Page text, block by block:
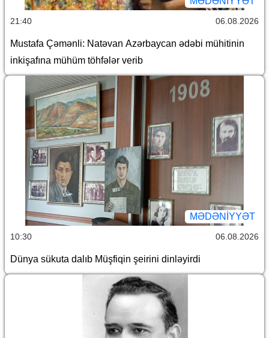
21:40 06.08.2026
Mustafa Çəmənli: Natəvan Azərbaycan ədəbi mühitinin
inkişafına mühüm töhfələr verib
MƏDƏNIYYƏT
10:30 06.08.2026
Dünya sükuta dalıb Müşfiqin şeirini dinləyirdi